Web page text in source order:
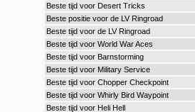
Beste tijd voor Desert Tricks
Beste positie voor de LV Ringroad
Beste tijd voor de LV Ringroad
Beste tijd voor World War Aces
Beste tijd voor Barnstorming
Beste tijd voor Military Service
Beste tijd voor Chopper Checkpoint
Beste tijd voor Whirly Bird Waypoint
Beste tijd voor Heli Hell